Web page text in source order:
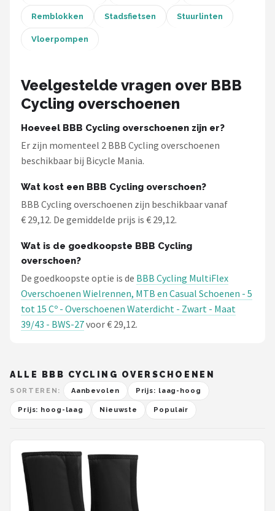
Remblokken Stadsfietsen Stuurlinten
Vloerpompen
Veelgestelde vragen over BBB
Cycling overschoenen
Hoeveel BBB Cycling overschoenen zijn er?
Er zijn momenteel 2 BBB Cycling overschoenen
beschikbaar bij Bicycle Mania.
Wat kost een BBB Cycling overschoen?
BBB Cycling overschoenen zijn beschikbaar vanaf
€ 29,12. De gemiddelde prijs is € 29,12.
Wat is de goedkoopste BBB Cycling
overschoen?
De goedkoopste optie is de BBB Cycling MultiFlex
Overschoenen Wielrennen, MTB en Casual Schoenen - 5
tot 15 Cº - Overschoenen Waterdicht - Zwart - Maat
39/43 - BWS-27voor € 29,12.
ALLE BBB CYCLING OVERSCHOENEN
SORTEREN: Aanbevolen Prijs: laag-hoog
Prijs: hoog-laag Nieuwste Populair